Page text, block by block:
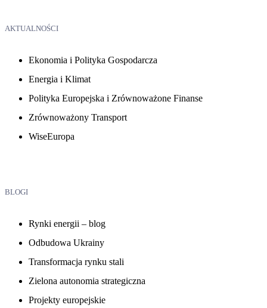
AKTUALNOŚCI
Ekonomia i Polityka Gospodarcza
Energia i Klimat
Polityka Europejska i Zrównoważone Finanse
Zrównoważony Transport
WiseEuropa
BLOGI
Rynki energii – blog
Odbudowa Ukrainy
Transformacja rynku stali
Zielona autonomia strategiczna
Projekty europejskie